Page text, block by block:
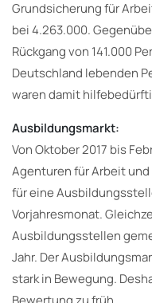
Grundsicherung für
bei 4.263.000.
Rückgang von 141.000
Deutschland lebenden
waren damit
Ausbildungsmarkt:
Von Oktober 2017 bis
Agenturen für Arbeit
für eine
Vorjahresmonat.
Ausbildungsstellen
Jahr. Der
stark in Bewegung.